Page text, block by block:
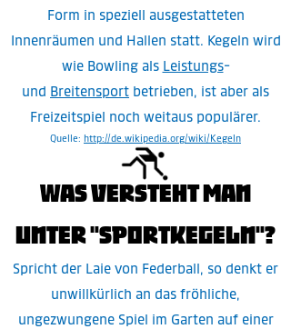
Form in speziell ausgestatteten
Innenräumen und Hallen statt. Kegeln wird
wie Bowling als Leistungs-
und Breitensport betrieben, ist aber als
Freizeitspiel noch weitaus populärer.
Quelle: http://de.wikipedia.org/wiki/Kegeln
Was versteht man
unter "Sportkegeln"?
Spricht der Laie von Federball, so denkt er
unwillkürlich an das fröhliche,
ungezwungene Spiel im Garten auf einer